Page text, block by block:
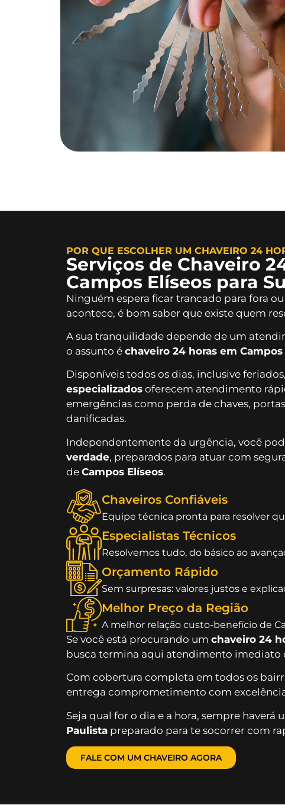
POR QUE ESCOLHER UM CHAVEIRO 24
Serviços de Chaveiro
Campos Elíseos para
Ninguém espera ficar trancado para fora
acontece, é bom saber que existe quem
A sua tranquilidade depende de um
o assunto é chaveiro 24 horas em Campos
Disponíveis todos os dias, inclusive
especializados oferecem atendimento
emergências como perda de chaves,
danificadas.
Independentemente da urgência, você
verdade, preparados para atuar com
de Campos Elíseos.
Chaveiros Confiáveis
Equipe técnica pronta para resolver
Especialistas Técnicos
Resolvemos tudo, do básico ao
Orçamento Rápido
Sem surpresas: valores justos e
Melhor Preço da Região
A melhor relação custo-benefício de
Se você está procurando um chaveiro 24
busca termina aqui atendimento imediato
Com cobertura completa em todos os
entrega comprometimento com
Seja qual for o dia e a hora, sempre haverá
Paulista preparado para te socorrer com
FALE COM UM CHAVEIRO AGORA